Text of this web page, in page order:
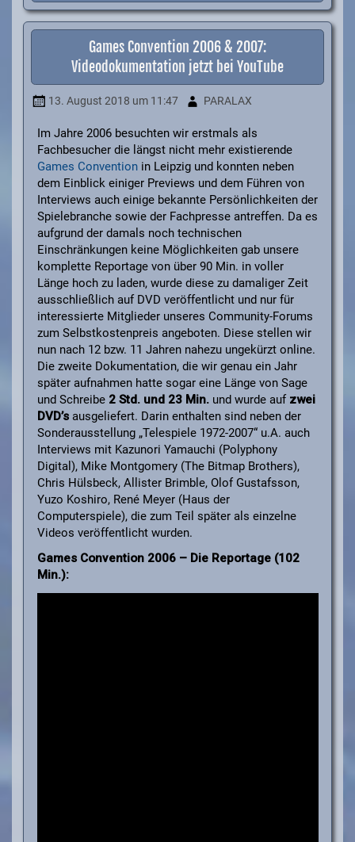
Games Convention 2006 & 2007:
Videodokumentation jetzt bei YouTube
13. August 2018 um 11:47 PARALAX
Im Jahre 2006 besuchten wir erstmals als
Fachbesucher die längst nicht mehr existierende
Games Conventionin Leipzig und konnten neben
dem Einblick einiger Previews und dem Führen von
Interviews auch einige bekannte Persönlichkeiten der
Spielebranche sowie der Fachpresse antreffen. Da es
aufgrund der damals noch technischen
Einschränkungen keine Möglichkeiten gab unsere
komplette Reportage von über 90 Min. in voller
Länge hoch zu laden, wurde diese zu damaliger Zeit
ausschließlich auf DVD veröffentlicht und nur für
interessierte Mitglieder unseres Community-Forums
zum Selbstkostenpreis angeboten. Diese stellen wir
nun nach 12 bzw. 11 Jahren nahezu ungekürzt online.
Die zweite Dokumentation, die wir genau ein Jahr
später aufnahmen hatte sogar eine Länge von Sage
und Schreibe 2 Std. und 23 Min.und wurde auf zwei
DVD’sausgeliefert. Darin enthalten sind neben der
Sonderausstellung „Telespiele 1972-2007“ u.A. auch
Interviews mit Kazunori Yamauchi (Polyphony
Digital), Mike Montgomery (The Bitmap Brothers),
Chris Hülsbeck, Allister Brimble, Olof Gustafsson,
Yuzo Koshiro, René Meyer (Haus der
Computerspiele), die zum Teil später als einzelne
Videos veröffentlicht wurden.
Games Convention 2006 – Die Reportage (102
Min.):